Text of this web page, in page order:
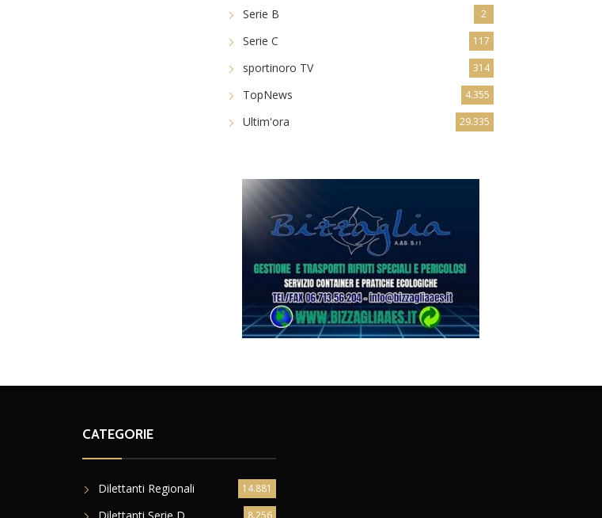
Serie B 2
Serie C 117
sportinoro TV 314
TopNews 4.355
Ultim'ora 29.335
CATEGORIE
Dilettanti Regionali 14.881
8.256